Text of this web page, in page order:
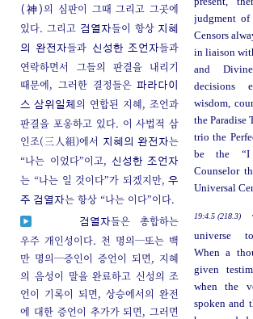
(神)의 심판이 그때 그리고 그곳에
있다. 그리고 검열자들이 항상 지혜
의 완전자들과 신성한 조언자들과
연락하면서 그들의 판결을 내리기
때문에, 그러한 결정들은파라다이
스 삼위일체의 연합된 지혜, 조언과
판결을 포옹하고 있다. 이 사법적 삼
인조(三人組)에서
지혜의 완전자는
“나는 이었다”이고, 신성한 조언자
는 “나는 일 것이다”가 되겠지만,우
주 검열자는 항상 “나는 이다”이다.
judgment
Censors
in liaison
and
decisions
wisdom,
the
trio the
be the “I
Counselor
Universal
검열자들은 총합하는
우주 개인성이다. 천 명의─또는 백
만 명의─증인이 증언이 되면, 지혜
의 음성이 말을 완료하고 신성의 조
언이 기록이 되면, 상승에서의 완전
에 대한 증언이 추가가 되면, 그러면
19:4.5 (218.3)
universe
When a
given
when the
spoken and